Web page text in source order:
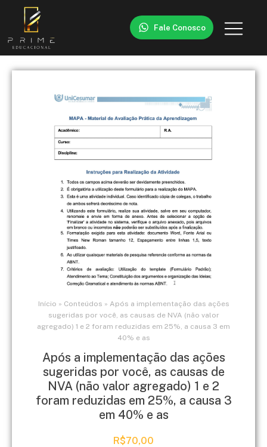
Fale Conosco
Início » Conteúdos » Após a implementação das ações
sugeridas por você, as causas de NVA (não valor
agregado) 1 e 2 foram reduzidas em 25%, a causa 3 em
40% e as
Após a implementação das ações
sugeridas por você, as causas de
NVA (não valor agregado) 1 e 2
foram reduzidas em 25%, a causa 3
em 40% e as
R$70,00